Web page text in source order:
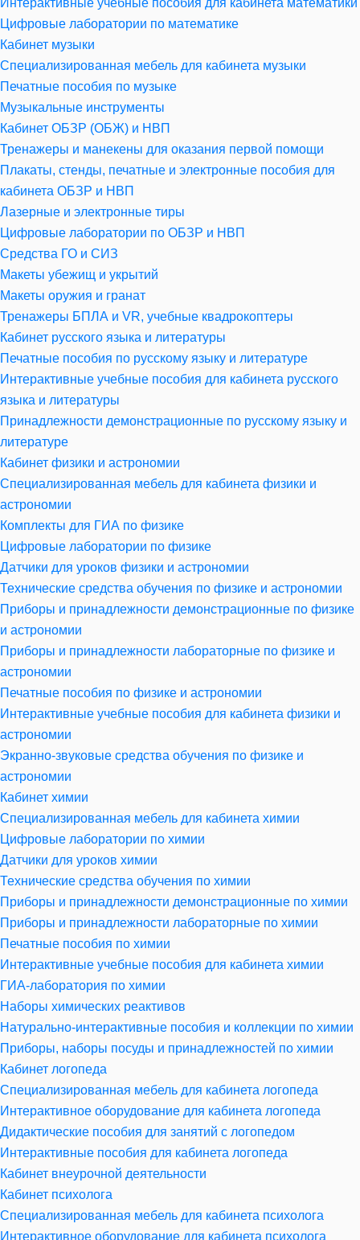
Интерактивные учебные пособия для кабинета математики
Цифровые лаборатории по математике
Кабинет музыки
Специализированная мебель для кабинета музыки
Печатные пособия по музыке
Музыкальные инструменты
Кабинет ОБЗР (ОБЖ) и НВП
Тренажеры и манекены для оказания первой помощи
Плакаты, стенды, печатные и электронные пособия для
кабинета ОБЗР и НВП
Лазерные и электронные тиры
Цифровые лаборатории по ОБЗР и НВП
Средства ГО и СИЗ
Макеты убежищ и укрытий
Макеты оружия и гранат
Тренажеры БПЛА и VR, учебные квадрокоптеры
Кабинет русского языка и литературы
Печатные пособия по русскому языку и литературе
Интерактивные учебные пособия для кабинета русского
языка и литературы
Принадлежности демонстрационные по русскому языку и
литературе
Кабинет физики и астрономии
Специализированная мебель для кабинета физики и
астрономии
Комплекты для ГИА по физике
Цифровые лаборатории по физике
Датчики для уроков физики и астрономии
Технические средства обучения по физике и астрономии
Приборы и принадлежности демонстрационные по физике
и астрономии
Приборы и принадлежности лабораторные по физике и
астрономии
Печатные пособия по физике и астрономии
Интерактивные учебные пособия для кабинета физики и
астрономии
Экранно-звуковые средства обучения по физике и
астрономии
Кабинет химии
Специализированная мебель для кабинета химии
Цифровые лаборатории по химии
Датчики для уроков химии
Технические средства обучения по химии
Приборы и принадлежности демонстрационные по химии
Приборы и принадлежности лабораторные по химии
Печатные пособия по химии
Интерактивные учебные пособия для кабинета химии
ГИА-лаборатория по химии
Наборы химических реактивов
Натурально-интерактивные пособия и коллекции по химии
Приборы, наборы посуды и принадлежностей по химии
Кабинет логопеда
Специализированная мебель для кабинета логопеда
Интерактивное оборудование для кабинета логопеда
Дидактические пособия для занятий с логопедом
Интерактивные пособия для кабинета логопеда
Кабинет внеурочной деятельности
Кабинет психолога
Специализированная мебель для кабинета психолога
Интерактивное оборудование для кабинета психолога